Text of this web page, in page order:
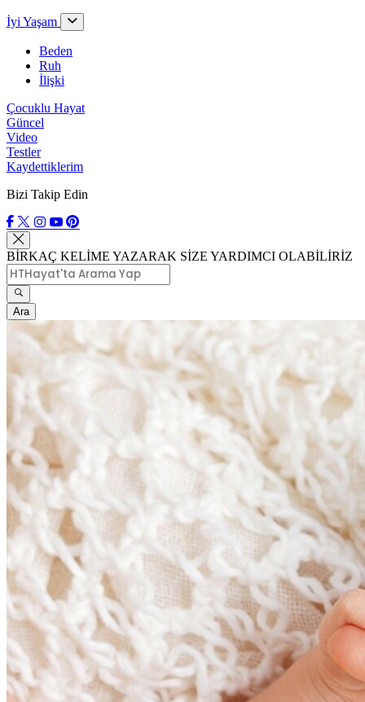
İyi Yaşam
Beden
Ruh
İlişki
Çocuklu Hayat
Güncel
Video
Testler
Kaydettiklerim
Bizi Takip Edin
BİRKAÇ KELİME YAZARAK SİZE YARDIMCI OLABİLİRİZ
Ara